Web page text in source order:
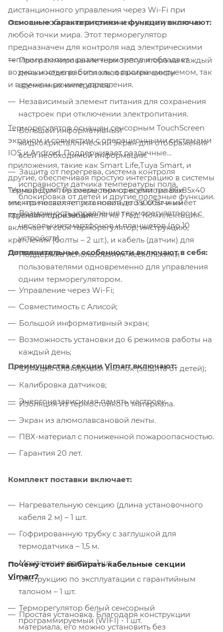
дистанционного управления через Wi-Fi при
помощи мобильного приложения, доступного из
любой точки мира. Этот терморегулятор
предназначен для контроля над электрическими
теплыми полами различных типов и обладает
возможностью работы как в программируемом, так
и в ручном режиме управления.
Основные характеристики и функции включают:
Программирование терморегулятора на каждый
день и неделю с использованием шести
временных интервалов.
Независимый элемент питания для сохранения
настроек при отключении электропитания.
Большой информативный
жидкокристаллический экран для отображения
всей необходимой информации.
Защита от перегрева, система контроля
исправности датчика температуры пола,
блокировка от детей и другие полезные функции.
Возможность управления терморегулятором с
нескольких смартфонов и планшетов (до 10
устройств).
Поддержка использования несколькими
пользователями одновременно для управления
одним терморегулятором.
Терморегулятор оснащен сенсорным TouchScreen
экраном и совместим с операционными системами
IOS и Android. Поддерживает различные
приложения, такие как Smart Life,Tuya Smart, и
другие, обеспечивая простую интеграцию в системы
"Умный Дом". Размеры терморегулятора 85х85х40
мм, что позволяет установить его в обычный
круглый подразетник.
Терморегулятор совместим со всеми типами
электрических теплых полов до 3500 Вт и имеет
гарантию производителя на 1 год. Комплектация
включает в себя терморегулятор, инструкцию,
крепления (болты – 2 шт.), и кабель (датчик) для
теплого пола.
Дополнительные особенности включают в себя:
Управление через Wi-Fi;
Совместимость с Алисой;
Большой информативный экран;
Возможность установки до 6 режимов работы на
каждый день;
Функция блокировки кнопок (защита от детей);
Калибровка датчиков;
Энергонезависимая память настроек.
Преимущества секции Vimarr включают:
Изоляция из термостойкого материала.
Экран из алюмолавсановой ленты.
ПВХ-материал с пониженной пожароопасностью.
Гарантия 20 лет.
Комплект поставки включает:
Нагревательную секцию (длина установочного
кабеля 2 м) – 1 шт.
Гофрированную трубку с заглушкой для
термодатчика – 1,5 м.
Монтажную ленту – 1 шт.
Инструкцию по эксплуатации с гарантийным
талоном – 1 шт.
Терморегулятор белый сенсорный
программируемый (WIFI) - 1 шт.
Почему стоит выбирать кабельные секции
Vimarr?
Простая установка. Благодаря конструкции
материала, его можно установить без